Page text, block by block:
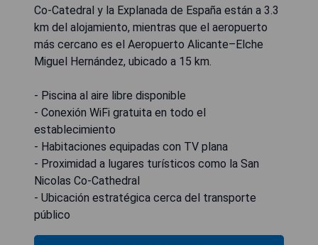
Co-Catedral y la Explanada de España están a 3.3
km del alojamiento, mientras que el aeropuerto
más cercano es el Aeropuerto Alicante–Elche
Miguel Hernández, ubicado a 15 km.
- Piscina al aire libre disponible
- Conexión WiFi gratuita en todo el
establecimiento
- Habitaciones equipadas con TV plana
- Proximidad a lugares turísticos como la San
Nicolas Co-Cathedral
- Ubicación estratégica cerca del transporte
público